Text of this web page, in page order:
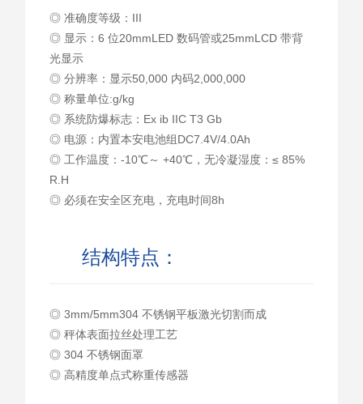
◎ 准确度等级：III
◎ 显示：6 位20mmLED 数码管或25mmLCD 带背
光显示
◎ 分辨率：显示50,000 内码2,000,000
◎ 称量单位:g/kg
◎ 系统防爆标志：Ex ib IIC T3 Gb
◎ 电源：内置本安电池组DC7.4V/4.0Ah
◎ 工作温度：-10℃～ +40℃，无冷凝湿度：≤ 85%
R.H
◎ 必须在安全区充电，充电时间8h
结构特点：
◎ 3mm/5mm304 不锈钢平板激光切割而成
◎ 秤体表面拉丝处理工艺
◎ 304 不锈钢面罩
◎ 高精度单点式称重传感器